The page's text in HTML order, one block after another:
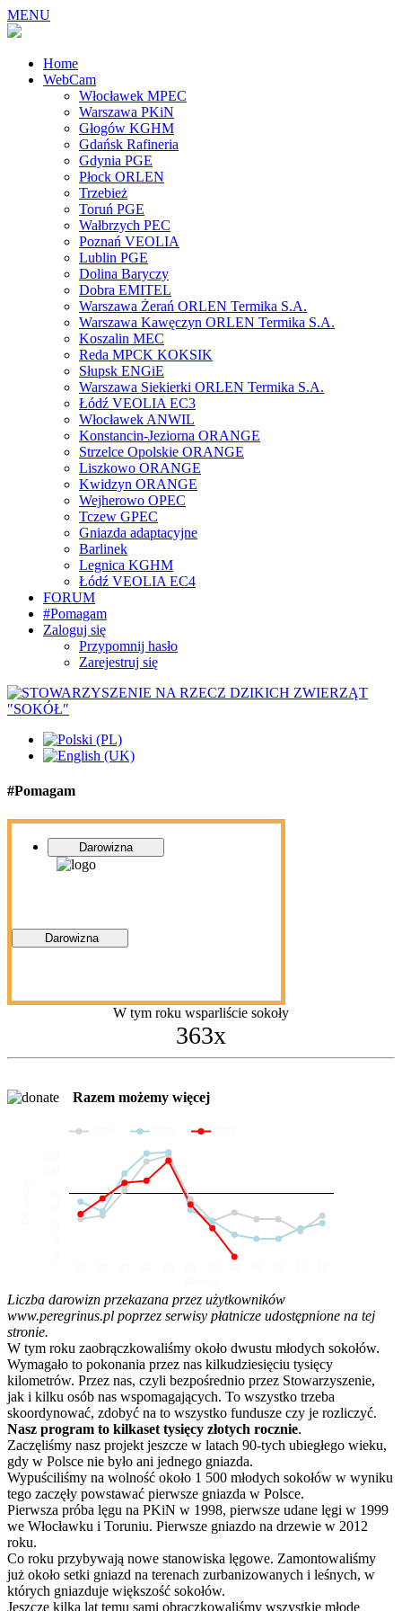
MENU
Home
WebCam
Włocławek MPEC
Warszawa PKiN
Głogów KGHM
Gdańsk Rafineria
Gdynia PGE
Płock ORLEN
Trzebież
Toruń PGE
Wałbrzych PEC
Poznań VEOLIA
Lublin PGE
Dolina Baryczy
Dobra EMITEL
Warszawa Żerań ORLEN Termika S.A.
Warszawa Kawęczyn ORLEN Termika S.A.
Koszalin MEC
Reda MPCK KOKSIK
Słupsk ENGiE
Warszawa Siekierki ORLEN Termika S.A.
Łódź VEOLIA EC3
Włocławek ANWIL
Konstancin-Jeziorna ORANGE
Strzelce Opolskie ORANGE
Liszkowo ORANGE
Kwidzyn ORANGE
Wejherowo OPEC
Tczew GPEC
Gniazda adaptacyjne
Barlinek
Legnica KGHM
Łódź VEOLIA EC4
FORUM
#Pomagam
Zaloguj się
Przypomnij hasło
Zarejestruj się
#Pomagam
Darowizna
Darowizna
W tym roku wsparliście sokoły
363x
Razem możemy więcej
Liczba darowizn przekazana przez użytkowników
www.peregrinus.pl poprzez serwisy płatnicze udostępnione na tej
stronie.
W tym roku zaobrączkowaliśmy około dwustu młodych sokołów.
Wymagało to pokonania przez nas kilkudziesięciu tysięcy
kilometrów. Przez nas, czyli bezpośrednio przez Stowarzyszenie,
jak i kilku osób nas wspomagających. To wszystko trzeba
skoordynować, zdobyć na to wszystko fundusze czy je rozliczyć.
Nasz program to kilkaset tysięcy złotych rocznie.
Zaczęliśmy nasz projekt jeszcze w latach 90-tych ubiegłego wieku,
gdy w Polsce nie było ani jednego gniazda.
Wypuściliśmy na wolność około 1 500 młodych sokołów w wyniku
tego zaczęły powstawać pierwsze gniazda w Polsce.
Pierwsza próba lęgu na PKiN w 1998, pierwsze udane lęgi w 1999
we Włocławku i Toruniu. Pierwsze gniazdo na drzewie w 2012
roku.
Co roku przybywają nowe stanowiska lęgowe. Zamontowaliśmy
już około setki gniazd na terenach zurbanizowanych i leśnych, w
których gniazduje większość sokołów.
Jeszcze kilka lat temu sami obrączkowaliśmy wszystkie młode